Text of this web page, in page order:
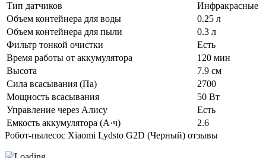
Тип датчиков
Инфракрасные
Объем контейнера для воды
0.25 л
Объем контейнера для пыли
0.3 л
Фильтр тонкой очистки
Есть
Время работы от аккумулятора
120 мин
Высота
7.9 см
Сила всасывания (Па)
2700
Мощность всасывания
50 Вт
Управление через Алису
Есть
Емкость аккумулятора (А·ч)
2.6
Робот-пылесос Xiaomi Lydsto G2D (Черный) отзывы